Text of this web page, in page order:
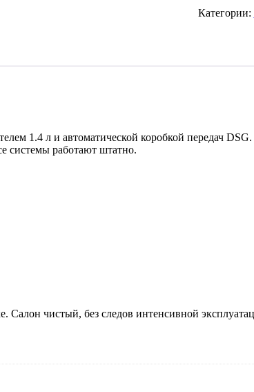
Категории:
1.4 л и автоматической коробкой передач
системы работают штатно.
Салон чистый, без следов интенсивной